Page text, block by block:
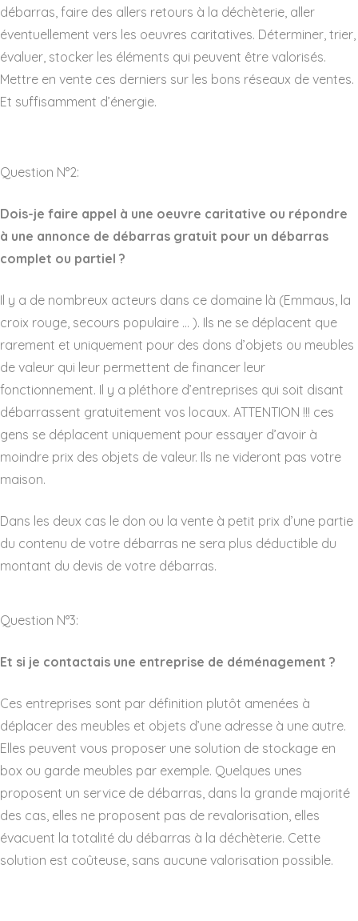
débarras, faire des allers retours à la déchèterie, aller
éventuellement vers les oeuvres caritatives. Déterminer, trier,
évaluer, stocker les éléments qui peuvent être valorisés.
Mettre en vente ces derniers sur les bons réseaux de ventes.
Et suffisamment d’énergie.
Question N°2:
Dois-je faire appel à une oeuvre caritative ou répondre
à une annonce de débarras gratuit pour un débarras
complet ou partiel ?
Il y a de nombreux acteurs dans ce domaine là (Emmaus, la
croix rouge, secours populaire … ). Ils ne se déplacent que
rarement et uniquement pour des dons d’objets ou meubles
de valeur qui leur permettent de financer leur
fonctionnement. Il y a pléthore d’entreprises qui soit disant
débarrassent gratuitement vos locaux. ATTENTION !!! ces
gens se déplacent uniquement pour essayer d’avoir à
moindre prix des objets de valeur. Ils ne videront pas votre
maison.
Dans les deux cas le don ou la vente à petit prix d’une partie
du contenu de votre débarras ne sera plus déductible du
montant du devis de votre débarras.
Question N°3:
Et si je contactais une entreprise de déménagement ?
Ces entreprises sont par définition plutôt amenées à
déplacer des meubles et objets d’une adresse à une autre.
Elles peuvent vous proposer une solution de stockage en
box ou garde meubles par exemple. Quelques unes
proposent un service de débarras, dans la grande majorité
des cas, elles ne proposent pas de revalorisation, elles
évacuent la totalité du débarras à la déchèterie. Cette
solution est coûteuse, sans aucune valorisation possible.